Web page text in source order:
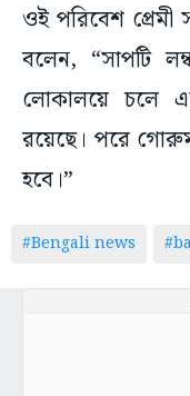
ওই পরিবেশ
বলেন, “সাপটি
লোকালয়ে চলে
রয়েছে। পরে
হবে।”
#Bengali news